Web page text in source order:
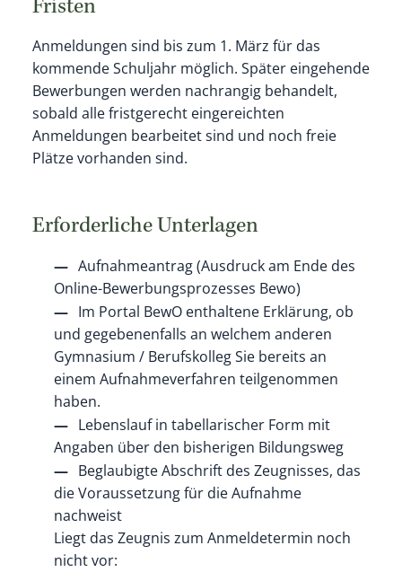
Fristen
Anmeldungen sind bis zum 1. März für das
kommende Schuljahr möglich. Später eingehende
Bewerbungen werden nachrangig behandelt,
sobald alle fristgerecht eingereichten
Anmeldungen bearbeitet sind und noch freie
Plätze vorhanden sind.
Erforderliche Unterlagen
Aufnahmeantrag (Ausdruck am Ende des
Online-Bewerbungsprozesses Bewo)
Im Portal BewO enthaltene Erklärung, ob
und gegebenenfalls an welchem anderen
Gymnasium / Berufskolleg Sie bereits an
einem Aufnahmeverfahren teilgenommen
haben.
Lebenslauf in tabellarischer Form mit
Angaben über den bisherigen Bildungsweg
Beglaubigte Abschrift des Zeugnisses, das
die Voraussetzung für die Aufnahme
nachweist
Liegt das Zeugnis zum Anmeldetermin noch
nicht vor: